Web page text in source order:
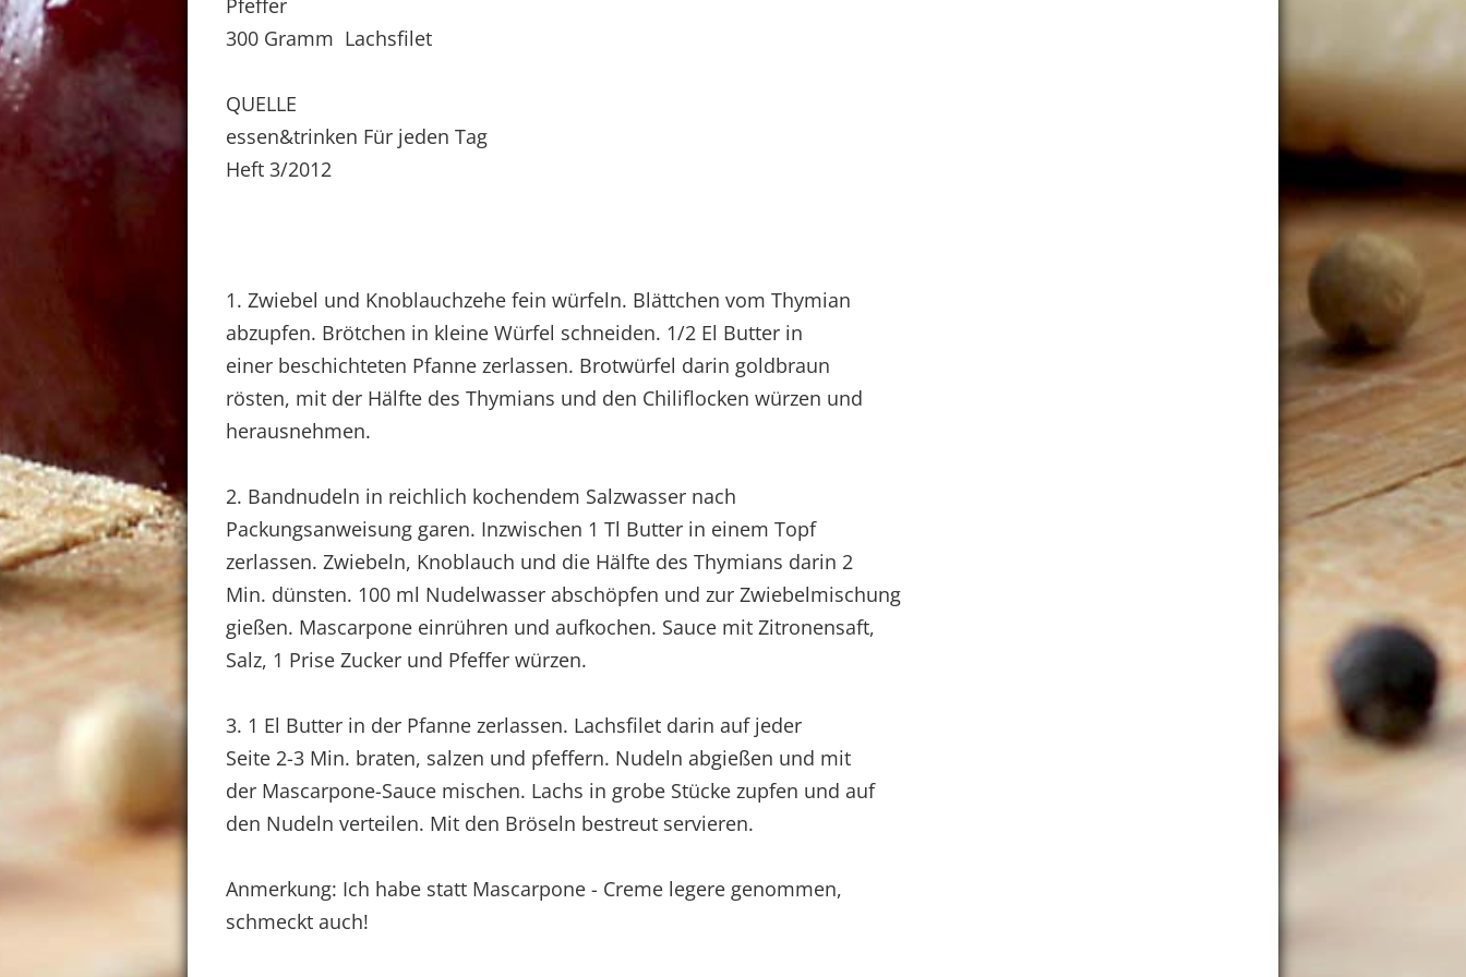
Pfeffer
300 Gramm Lachsfilet
QUELLE
essen&trinken Für jeden Tag
Heft 3/2012
1. Zwiebel und Knoblauchzehe fein würfeln. Blättchen vom Thymian
abzupfen. Brötchen in kleine Würfel schneiden. 1/2 El Butter in
einer beschichteten Pfanne zerlassen. Brotwürfel darin goldbraun
rösten, mit der Hälfte des Thymians und den Chiliflocken würzen und
herausnehmen.
2. Bandnudeln in reichlich kochendem Salzwasser nach
Packungsanweisung garen. Inzwischen 1 Tl Butter in einem Topf
zerlassen. Zwiebeln, Knoblauch und die Hälfte des Thymians darin 2
Min. dünsten. 100 ml Nudelwasser abschöpfen und zur Zwiebelmischung
gießen. Mascarpone einrühren und aufkochen. Sauce mit Zitronensaft,
Salz, 1 Prise Zucker und Pfeffer würzen.
3. 1 El Butter in der Pfanne zerlassen. Lachsfilet darin auf jeder
Seite 2-3 Min. braten, salzen und pfeffern. Nudeln abgießen und mit
der Mascarpone-Sauce mischen. Lachs in grobe Stücke zupfen und auf
den Nudeln verteilen. Mit den Bröseln bestreut servieren.
Anmerkung: Ich habe statt Mascarpone - Creme legere genommen,
schmeckt auch!